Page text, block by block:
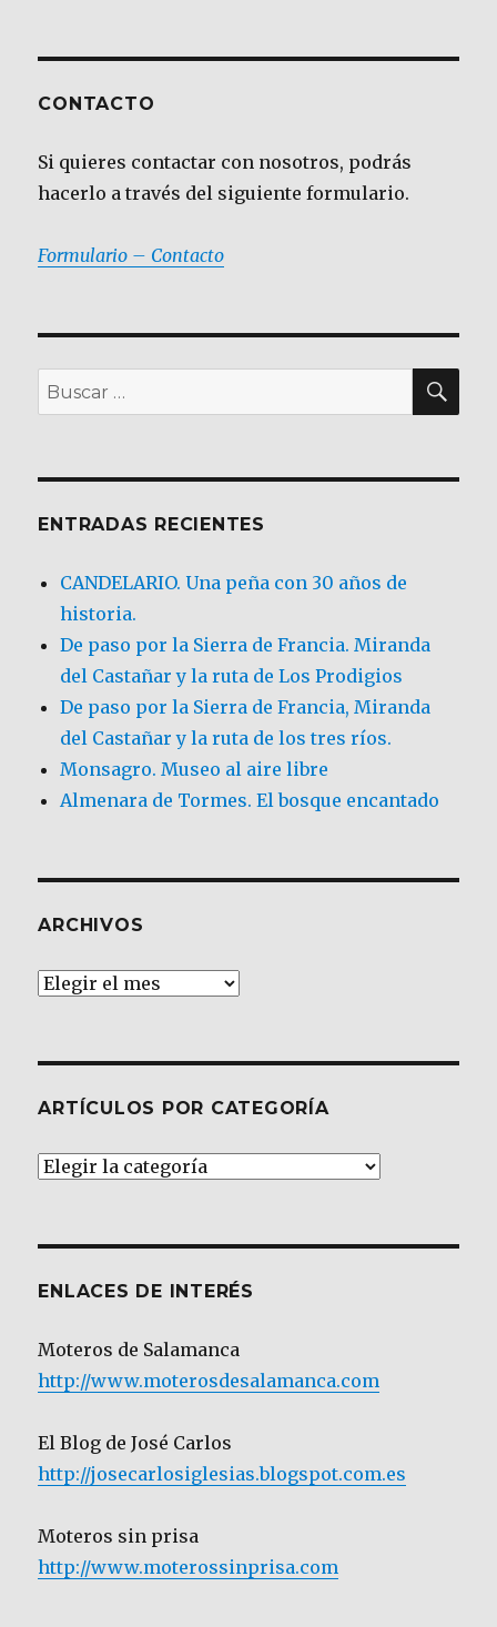
CONTACTO
Si quieres contactar con nosotros, podrás
hacerlo a través del siguiente formulario.
Formulario – Contacto
Buscar
por:
ENTRADAS RECIENTES
CANDELARIO. Una peña con 30 años de
historia.
De paso por la Sierra de Francia. Miranda
del Castañar y la ruta de Los Prodigios
De paso por la Sierra de Francia, Miranda
del Castañar y la ruta de los tres ríos.
Monsagro. Museo al aire libre
Almenara de Tormes. El bosque encantado
ARCHIVOS
Archivos
ARTÍCULOS POR CATEGORÍA
Artículos
ENLACES DE INTERÉS
Moteros de Salamanca
http://www.moterosdesalamanca.com
El Blog de José Carlos
http://josecarlosiglesias.blogspot.com.es
Moteros sin prisa
http://www.moterossinprisa.com